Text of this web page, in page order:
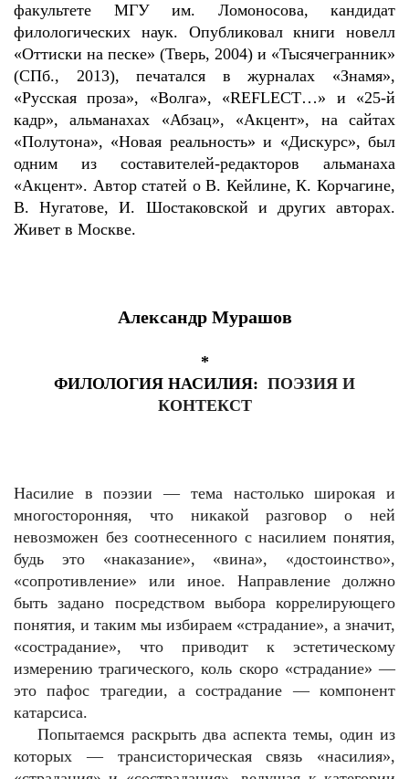
факультете МГУ им. Ломоносова, кандидат
филологических наук. Опубликовал книги новелл
«Оттиски на песке» (Тверь, 2004) и «Тысячегранник»
(СПб., 2013), печатался в журналах «Знамя»,
«Русская проза», «Волга», «REFLECT…» и «25-й
кадр», альманахах «Абзац», «Акцент», на сайтах
«Полутона», «Новая реальность» и «Дискурс», был
одним из составителей-редакторов альманаха
«Акцент». Автор статей о В. Кейлине, К. Корчагине,
В. Нугатове, И. Шостаковской и других авторах.
Живет в Москве.
Александр Мурашов
*
ФИЛОЛОГИЯ НАСИЛИЯ: ПОЭЗИЯ И
КОНТЕКСТ
Насилие в поэзии — тема настолько широкая и
многосторонняя, что никакой разговор о ней
невозможен без соотнесенного с насилием понятия,
будь это «наказание», «вина», «достоинство»,
«сопротивление» или иное. Направление должно
быть задано посредством выбора коррелирующего
понятия, и таким мы избираем «страдание», а значит,
«сострадание», что приводит к эстетическому
измерению трагического, коль скоро «страдание» —
это пафос трагедии, а сострадание — компонент
катарсиса.
Попытаемся раскрыть два аспекта темы, один из
которых — трансисторическая связь «насилия»,